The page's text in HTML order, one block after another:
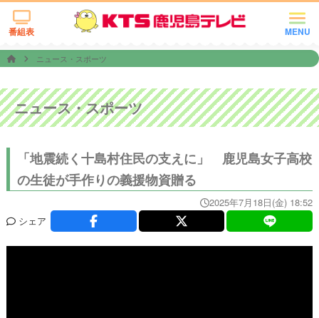
MENU
番組表
ニュース・スポーツ
ニュース・スポーツ
「地震続く十島村住民の支えに」 鹿児島女子高校
の生徒が手作りの義援物資贈る
2025年7月18日(金) 18:52
シェア